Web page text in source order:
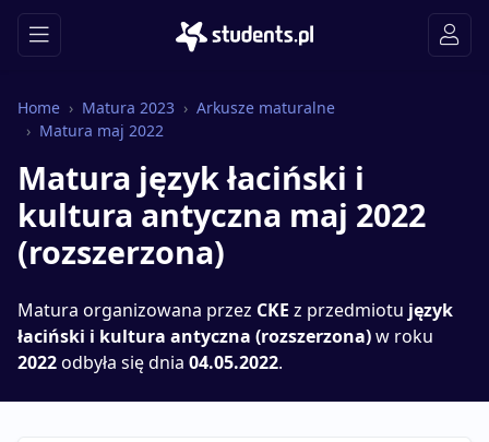
Home Matura 2023
Arkusze maturalne
Matura maj 2022
Matura język łaciński i
kultura antyczna maj 2022
(rozszerzona)
Matura organizowana przez CKE z przedmiotu język
łaciński i kultura antyczna (rozszerzona)w roku
2022odbyła się dnia 04.05.2022.